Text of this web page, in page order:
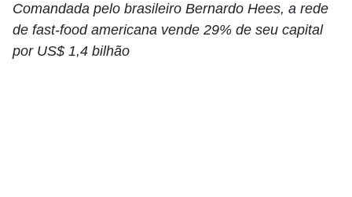
Comandada pelo brasileiro Bernardo Hees, a rede
de fast-food americana vende 29% de seu capital
por US$ 1,4 bilhão